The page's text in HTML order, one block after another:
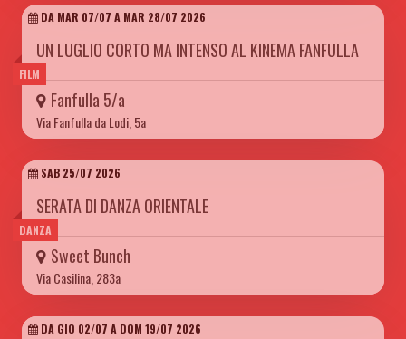
FILM
DA MAR 07/07 A MAR 28/07 2026
UN LUGLIO CORTO MA INTENSO AL KINEMA FANFULLA
Fanfulla 5/a
Via Fanfulla da Lodi, 5a
DANZA
SAB 25/07 2026
SERATA DI DANZA ORIENTALE
Sweet Bunch
Via Casilina, 283a
DA GIO 02/07 A DOM 19/07 2026